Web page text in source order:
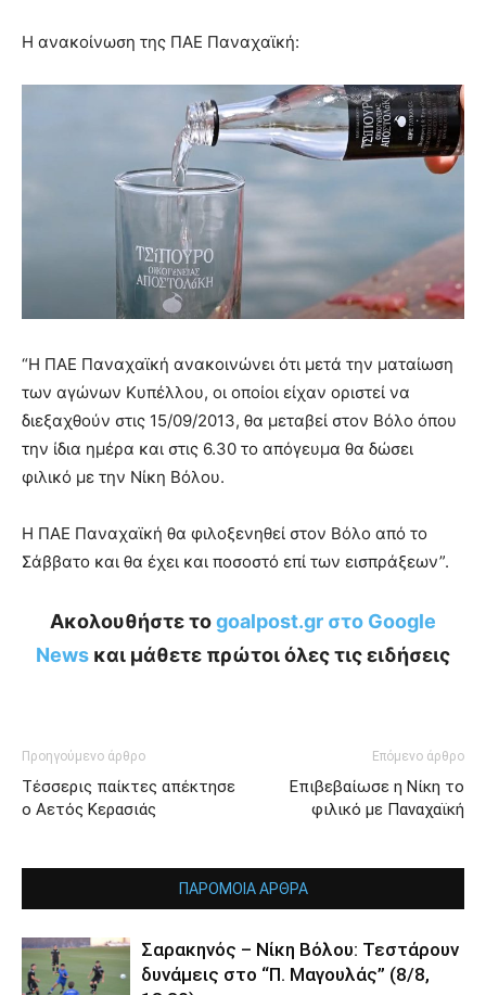
Η ανακοίνωση της ΠΑΕ Παναχαϊκή:
“H ΠΑΕ Παναχαϊκή ανακοινώνει ότι μετά την ματαίωση
των αγώνων Κυπέλλου, οι οποίοι είχαν οριστεί να
διεξαχθούν στις 15/09/2013, θα μεταβεί στον Βόλο όπου
την ίδια ημέρα και στις 6.30 το απόγευμα θα δώσει
φιλικό με την Νίκη Βόλου.
Η ΠΑΕ Παναχαϊκή θα φιλοξενηθεί στον Βόλο από το
Σάββατο και θα έχει και ποσοστό επί των εισπράξεων”.
Ακολουθήστε τοgoalpost.gr στο Google
News και μάθετε πρώτοι όλες τις ειδήσεις
Προηγούμενο άρθρο
Τέσσερις παίκτες απέκτησε
ο Αετός Κερασιάς
Επόμενο άρθρο
Επιβεβαίωσε η Νίκη το
φιλικό με Παναχαϊκή
ΠΑΡΟΜΟΙΑ ΑΡΘΡΑ
Σαρακηνός – Νίκη Βόλου: Τεστάρουν
δυνάμεις στο “Π. Μαγουλάς” (8/8,